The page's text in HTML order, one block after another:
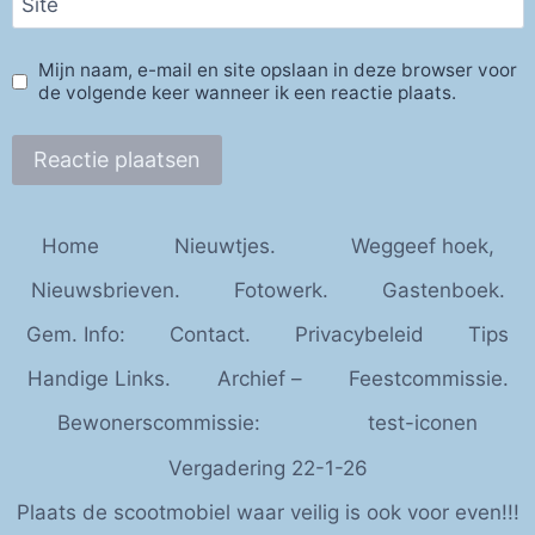
Mijn naam, e-mail en site opslaan in deze browser voor
de volgende keer wanneer ik een reactie plaats.
Home Nieuwtjes.
Weggeef hoek,
Nieuwsbrieven.
Fotowerk.
Gastenboek.
Gem. Info:
Contact. Privacybeleid
Tips
Handige Links.
Archief –
Feestcommissie.
Bewonerscommissie:
test-iconen
Vergadering 22-1-26
Plaats de scootmobiel waar veilig is ook voor even!!!